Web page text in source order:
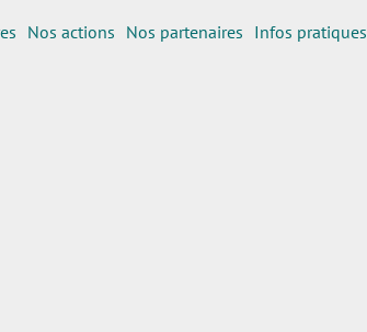
Nos actions Nos partenaires Infos pratiques